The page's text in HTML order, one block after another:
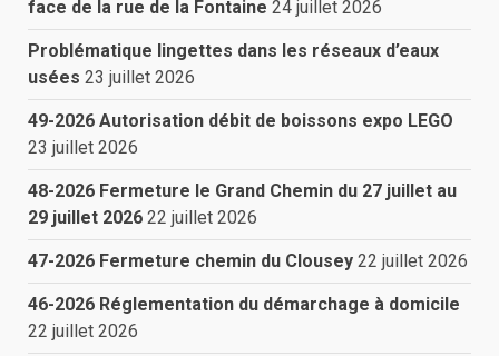
face de la rue de la Fontaine 24 juillet 2026
Problématique lingettes dans les réseaux d’eaux
usées 23 juillet 2026
49-2026 Autorisation débit de boissons expo LEGO
23 juillet 2026
48-2026 Fermeture le Grand Chemin du 27 juillet au
29 juillet 2026 22 juillet 2026
47-2026 Fermeture chemin du Clousey 22 juillet 2026
46-2026 Réglementation du démarchage à domicile
22 juillet 2026